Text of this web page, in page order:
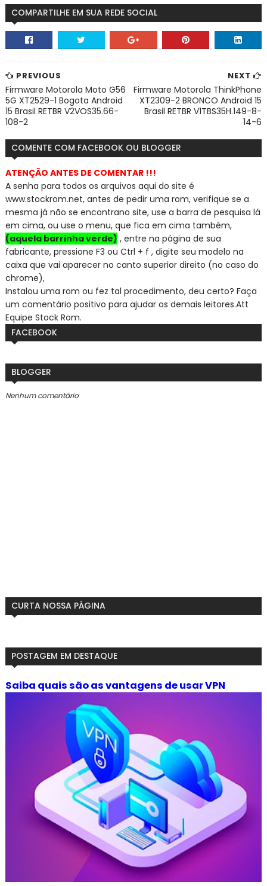
COMPARTILHE EM SUA REDE SOCIAL
NEXT
Firmware Motorola ThinkPhone
XT2309-2 BRONCO Android 15
Brasil RETBR V1TBS35H.149-8-
14-6
PREVIOUS
Firmware Motorola Moto G56
5G XT2529-1 Bogota Android
15 Brasil RETBR V2VOS35.66-
108-2
COMENTE COM FACEBOOK OU BLOGGER
ATENÇÃO ANTES DE COMENTAR !!!
A senha para todos os arquivos aqui do site é
www.stockrom.net, antes de pedir uma rom, verifique se a
mesma já não se encontrano site, use a barra de pesquisa lá
em cima, ou use o menu, que fica em cima também,
(aquela barrinha verde) , entre na página de sua
fabricante, pressione F3 ou Ctrl + f , digite seu modelo na
caixa que vai aparecer no canto superior direito (no caso do
chrome),
Instalou uma rom ou fez tal procedimento, deu certo? Faça
um comentário positivo para ajudar os demais leitores.Att
Equipe Stock Rom.
FACEBOOK
BLOGGER
Nenhum comentário
CURTA NOSSA PÁGINA
POSTAGEM EM DESTAQUE
Saiba quais são as vantagens de usar VPN